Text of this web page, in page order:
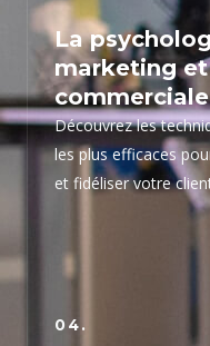
La
marketing
Découvrez les
les plus efficaces
et fidéliser votre
04.